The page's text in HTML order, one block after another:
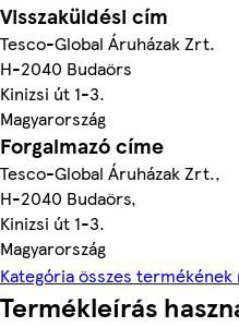
Visszaküldési cím
Tesco-Global Áruházak Zrt.
H-2040 Budaörs
Kinizsi út 1-3.
Magyarország
Forgalmazó címe
Tesco-Global Áruházak Zrt.,
H-2040 Budaörs,
Kinizsi út 1-3.
Magyarország
Kategória összes
Termékleírás